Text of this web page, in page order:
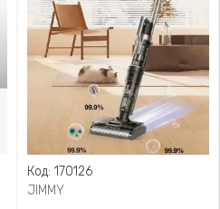
Код: 170126
JIMMY